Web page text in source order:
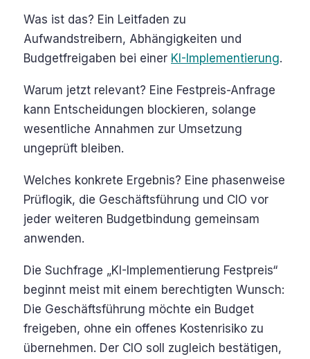
Was ist das? Ein Leitfaden zu
Aufwandstreibern, Abhängigkeiten und
Budgetfreigaben bei einer KI-Implementierung.
Warum jetzt relevant? Eine Festpreis-Anfrage
kann Entscheidungen blockieren, solange
wesentliche Annahmen zur Umsetzung
ungeprüft bleiben.
Welches konkrete Ergebnis? Eine phasenweise
Prüflogik, die Geschäftsführung und CIO vor
jeder weiteren Budgetbindung gemeinsam
anwenden.
Die Suchfrage „KI-Implementierung Festpreis“
beginnt meist mit einem berechtigten Wunsch:
Die Geschäftsführung möchte ein Budget
freigeben, ohne ein offenes Kostenrisiko zu
übernehmen. Der CIO soll zugleich bestätigen,